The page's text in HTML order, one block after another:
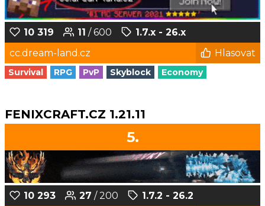
10 319 11 / 600
1.7.x - 26.x
cc.dream-land.cz
Hlasovat
Survival RPG PvP Skyblock Economy
FENIXCRAFT.CZ 1.21.11
5.
10 293 27 / 200
1.7.2 - 26.2